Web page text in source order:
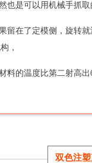
是可以用机械手抓
在了定模侧，旋
，
的温度比第二射高
双色注